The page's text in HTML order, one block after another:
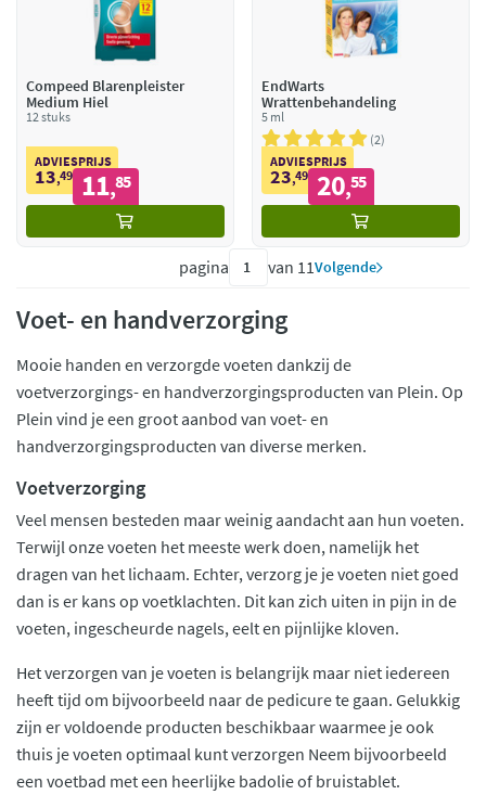
Compeed Blarenpleister
Medium Hiel
12 stuks
ADVIESPRIJS
13,49 11,85
EndWarts
Wrattenbehandeling
5 ml
2
ADVIESPRIJS
23,49 20,55
pagina van 11Volgende
Voet- en handverzorging
Mooie handen en verzorgde voeten dankzij de
voetverzorgings- en handverzorgingsproducten van Plein. Op
Plein vind je een groot aanbod van voet- en
handverzorgingsproducten van diverse merken.
Voetverzorging
Veel mensen besteden maar weinig aandacht aan hun voeten.
Terwijl onze voeten het meeste werk doen, namelijk het
dragen van het lichaam. Echter, verzorg je je voeten niet goed
dan is er kans op voetklachten. Dit kan zich uiten in pijn in de
voeten, ingescheurde nagels, eelt en pijnlijke kloven.
Het verzorgen van je voeten is belangrijk maar niet iedereen
heeft tijd om bijvoorbeeld naar de pedicure te gaan. Gelukkig
zijn er voldoende producten beschikbaar waarmee je ook
thuis je voeten optimaal kunt verzorgen Neem bijvoorbeeld
een voetbad met een heerlijke badolie of bruistablet.